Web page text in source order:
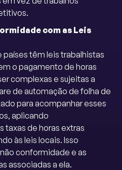
com as Leis
têm leis trabalhistas
o pagamento de horas
complexas e sujeitas a
de automação de folha de
para acompanhar esses
aplicando
taxas de horas extras
às leis locais. Isso
conformidade e as
associadas a ela.